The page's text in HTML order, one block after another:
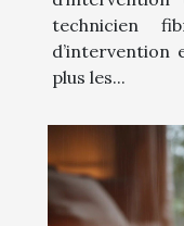
technicien
d’intervention
plus les...